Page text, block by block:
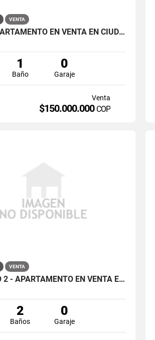
VENTA
ALISO - APARTAMENTO EN VENTA EN CIUDAD VERDE, SOACHA
1
Baño
0
Garaje
Venta
$150.000.000 COP
VENTA
EL FUTURO 2 - APARTAMENTO EN VENTA EN HOGARES, SOACHA
2
Baños
0
Garaje